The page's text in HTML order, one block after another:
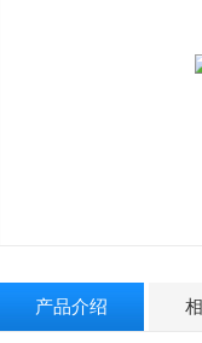
产品介绍